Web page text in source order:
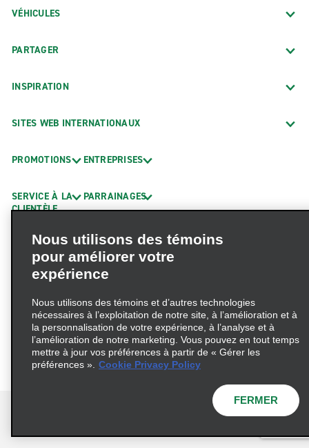
VÉHICULES
PARTAGER
INSPIRATION
SITES WEB INTERNATIONAUX
PROMOTIONS
SERVICE À LA
CLIENTÈLE
L’ENTREPRISE
ENTREPRISES
PARRAINAGES
Nous utilisons des témoins
pour améliorer votre
expérience
Nous utilisons des témoins et d’autres technologies
nécessaires à l’exploitation de notre site, à l’amélioration et à
la personnalisation de votre expérience, à l’analyse et à
l’amélioration de notre marketing. Vous pouvez en tout temps
mettre à jour vos préférences à partir de « Gérer les
préférences ». Cookie Privacy Policy
FERMER